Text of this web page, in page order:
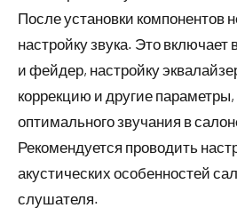
После установки компонентов
настройку звука. Это включает
и фейдер, настройку
коррекцию и другие
оптимального звучания в
Рекомендуется проводить
акустических особенностей
слушателя.